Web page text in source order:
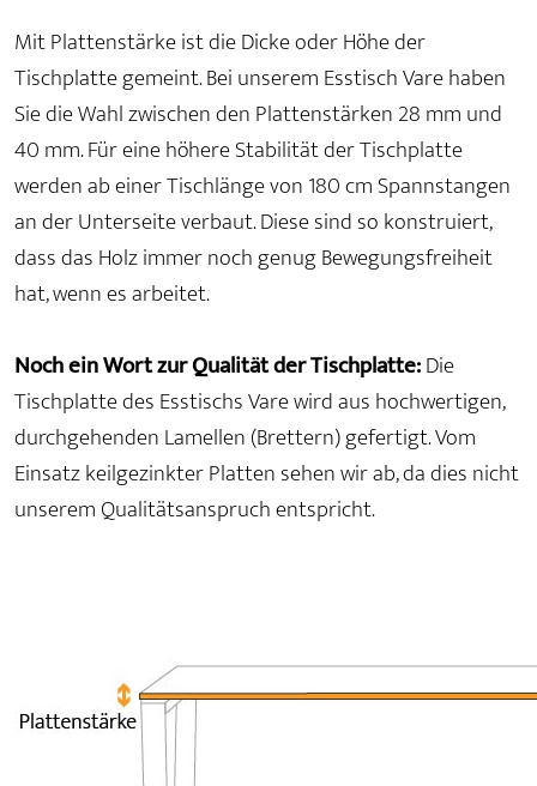
Mit Plattenstärke ist die Dicke oder Höhe der
Tischplatte gemeint. Bei unserem Esstisch Vare haben
Sie die Wahl zwischen den Plattenstärken 28 mm und
40 mm. Für eine höhere Stabilität der Tischplatte
werden ab einer Tischlänge von 180 cm Spannstangen
an der Unterseite verbaut. Diese sind so konstruiert,
dass das Holz immer noch genug Bewegungsfreiheit
hat, wenn es arbeitet.
Noch ein Wort zur Qualität der Tischplatte:Die
Tischplatte des Esstischs Vare wird aus hochwertigen,
durchgehenden Lamellen (Brettern) gefertigt. Vom
Einsatz keilgezinkter Platten sehen wir ab, da dies nicht
unserem Qualitätsanspruch entspricht.